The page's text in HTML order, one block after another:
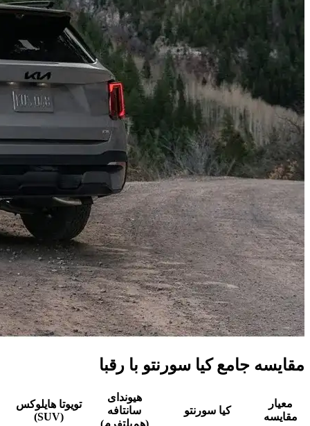
مقایسه جامع کیا سورنتو با رقبا
معیار
مقایسه
کیا سورنتو
هیوندای
سانتافه
(هم‌پلتفرم)
تویوتا هایلوکس
(SUV)